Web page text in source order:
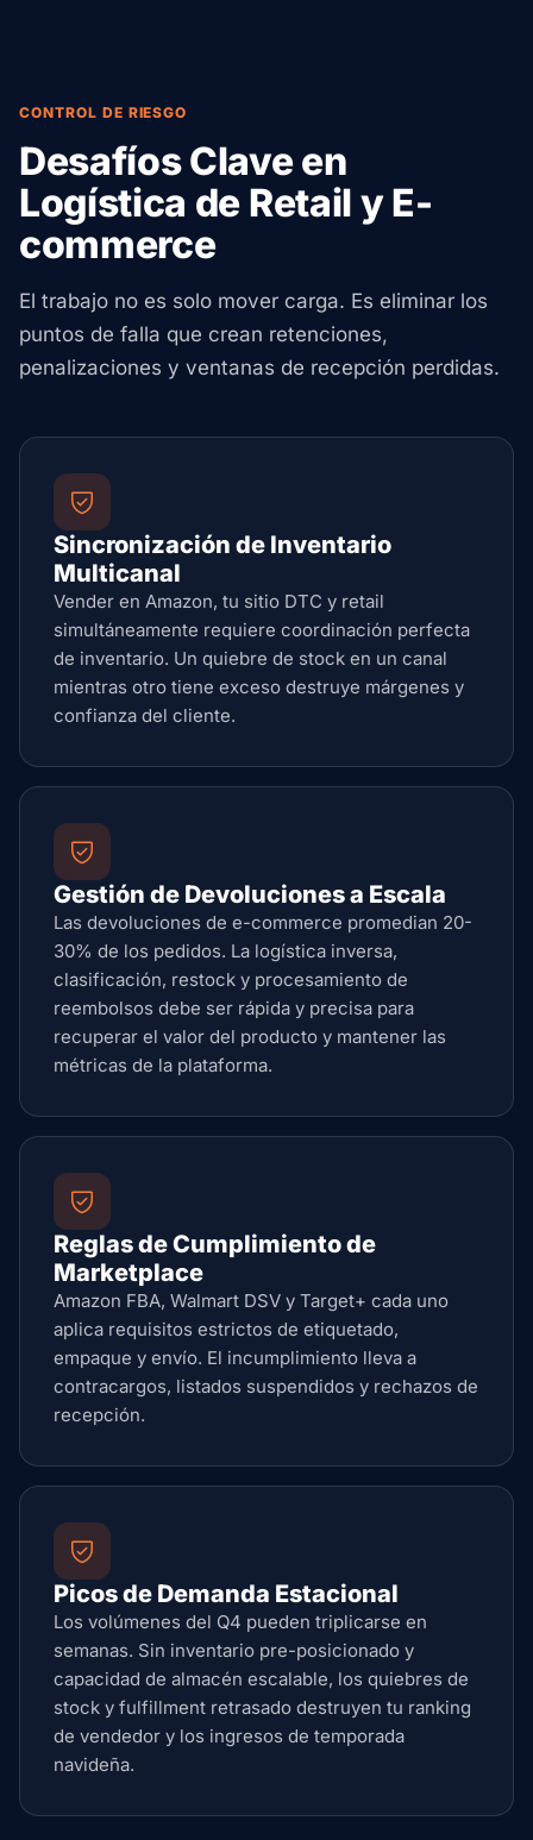
CONTROL DE RIESGO
Desafíos Clave en
Logística de Retail y E-
commerce
El trabajo no es solo mover carga. Es eliminar los
puntos de falla que crean retenciones,
penalizaciones y ventanas de recepción perdidas.
Sincronización de Inventario
Multicanal
Vender en Amazon, tu sitio DTC y retail
simultáneamente requiere coordinación perfecta
de inventario. Un quiebre de stock en un canal
mientras otro tiene exceso destruye márgenes y
confianza del cliente.
Gestión de Devoluciones a Escala
Las devoluciones de e-commerce promedian 20-
30% de los pedidos. La logística inversa,
clasificación, restock y procesamiento de
reembolsos debe ser rápida y precisa para
recuperar el valor del producto y mantener las
métricas de la plataforma.
Reglas de Cumplimiento de
Marketplace
Amazon FBA, Walmart DSV y Target+ cada uno
aplica requisitos estrictos de etiquetado,
empaque y envío. El incumplimiento lleva a
contracargos, listados suspendidos y rechazos de
recepción.
Picos de Demanda Estacional
Los volúmenes del Q4 pueden triplicarse en
semanas. Sin inventario pre-posicionado y
capacidad de almacén escalable, los quiebres de
stock y fulfillment retrasado destruyen tu ranking
de vendedor y los ingresos de temporada
navideña.